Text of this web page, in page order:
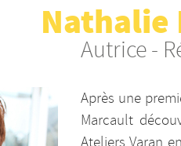
Nathalie
Autrice -
Après une
Marcault